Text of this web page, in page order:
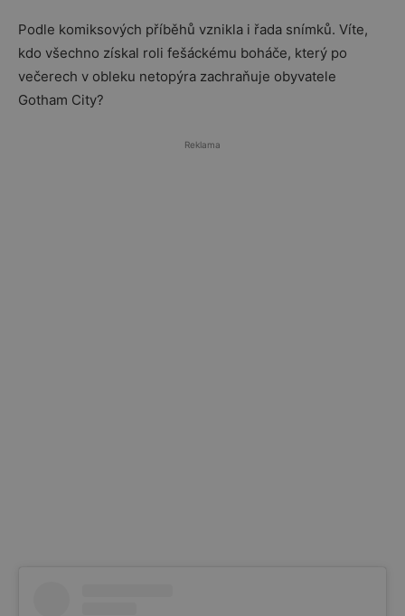
Podle komiksových příběhů vznikla i řada snímků. Víte,
kdo všechno získal roli fešáckému boháče, který po
večerech v obleku netopýra zachraňuje obyvatele
Gotham City?
Reklama